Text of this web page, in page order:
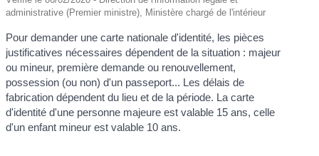
administrative (Premier ministre), Ministère chargé de l'intérieur
Pour demander une carte nationale d'identité, les pièces
justificatives nécessaires dépendent de la situation : majeur
ou mineur, première demande ou renouvellement,
possession (ou non) d'un passeport... Les délais de
fabrication dépendent du lieu et de la période. La carte
d'identité d'une personne majeure est valable 15 ans, celle
d'un enfant mineur est valable 10 ans.